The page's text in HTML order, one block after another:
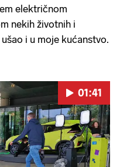
električnom
nekih životnih i
i u moje kućanstvo.
01:41